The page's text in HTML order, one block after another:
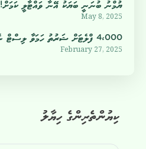
ކިޔުންތެރިންގެ ހިޔާލު
ޔުމްނު ބުނަނީ ބަޔަކު އޭނާ ވައްޓާލީ ކަމަށް!
May 8, 2025
4،000 ފްލެޓަށް ޝަރުތު ހަމަވާ ލިސްޓް ނެރެފި
February 27, 2025